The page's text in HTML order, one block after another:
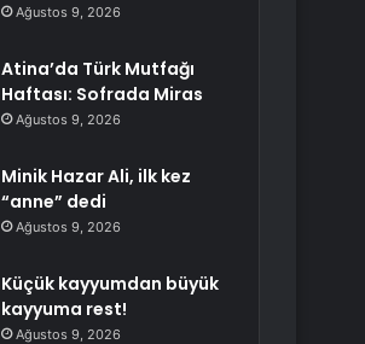
Ağustos 9, 2026
Atina’da Türk Mutfağı
Haftası: Sofrada Miras
Ağustos 9, 2026
Minik Hazar Ali, ilk kez
“anne” dedi
Ağustos 9, 2026
Küçük kayyumdan büyük
kayyuma rest!
Ağustos 9, 2026